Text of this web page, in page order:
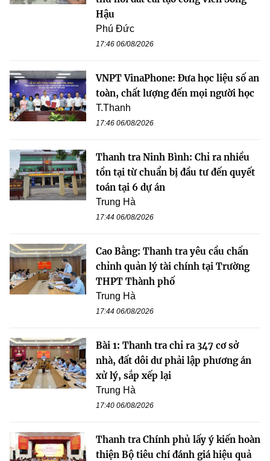
Hậu
Phú Đức
17:46 06/08/2026
VNPT VinaPhone: Đưa học liệu số an
toàn, chất lượng đến mọi người học
T.Thanh
17:46 06/08/2026
Thanh tra Ninh Bình: Chỉ ra nhiều
tồn tại từ chuẩn bị đầu tư đến quyết
toán tại 6 dự án
Trung Hà
17:44 06/08/2026
Cao Bằng: Thanh tra yêu cầu chấn
chỉnh quản lý tài chính tại Trường
THPT Thành phố
Trung Hà
17:44 06/08/2026
Bài 1: Thanh tra chỉ ra 347 cơ sở
nhà, đất dôi dư phải lập phương án
xử lý, sắp xếp lại
Trung Hà
17:40 06/08/2026
Thanh tra Chính phủ lấy ý kiến hoàn
thiện Bộ tiêu chí đánh giá hiệu quả